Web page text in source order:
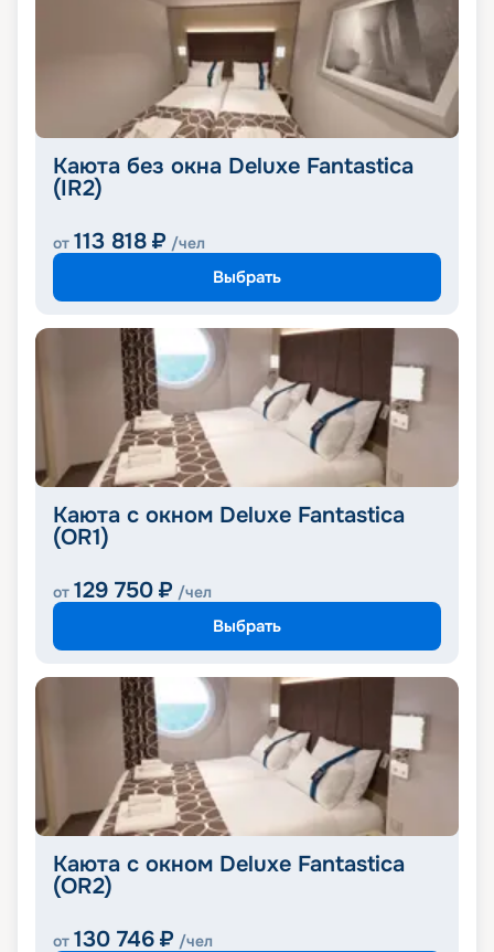
Каюта без окна Deluxe Fantastica
(IR2)
от 113 818 ₽ /чел
Выбрать
Каюта с окном Deluxe Fantastica
(OR1)
от 129 750 ₽ /чел
Выбрать
Каюта с окном Deluxe Fantastica
(OR2)
от 130 746 ₽ /чел